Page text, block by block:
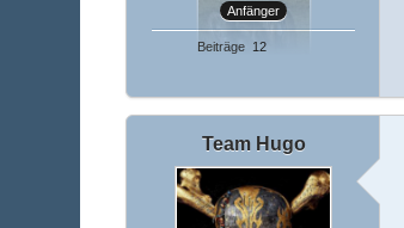
Anfänger
Beiträge 12
Team Hugo